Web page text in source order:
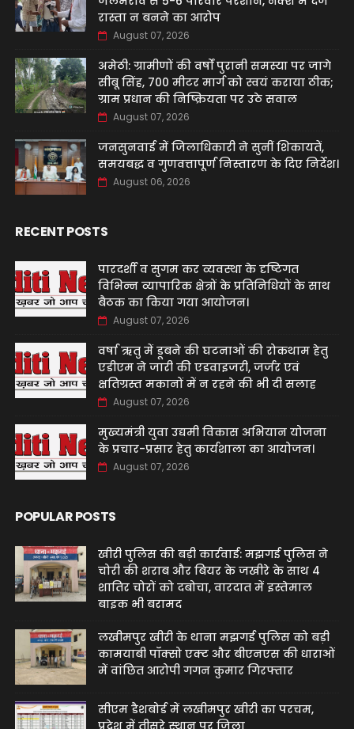
रास्ता न बनने का आरोप
August 07, 2026
अमेठी: ग्रामीणों की वर्षों पुरानी समस्या पर जागे
सीबू सिंह, 700 मीटर मार्ग को स्वयं कराया ठीक;
ग्राम प्रधान की निष्क्रियता पर उठे सवाल
August 07, 2026
जनसुनवाई में जिलाधिकारी ने सुनीं शिकायतें,
समयबद्ध व गुणवत्तापूर्ण निस्तारण के दिए निर्देश।
August 06, 2026
RECENT POSTS
पारदर्शी व सुगम कर व्यवस्था के दृष्टिगत
विभिन्न व्यापारिक क्षेत्रों के प्रतिनिधियों के साथ
बैठक का किया गया आयोजन।
August 07, 2026
वर्षा ऋतु में डूबने की घटनाओं की रोकथाम हेतु
एडीएम ने जारी की एडवाइजरी, जर्जर एवं
क्षतिग्रस्त मकानों में न रहने की भी दी सलाह
August 07, 2026
मुख्यमंत्री युवा उद्यमी विकास अभियान योजना
के प्रचार-प्रसार हेतु कार्यशाला का आयोजन।
August 07, 2026
POPULAR POSTS
खीरी पुलिस की बड़ी कार्रवाई: मझगई पुलिस ने
चोरी की शराब और बियर के जखीरे के साथ 4
शातिर चोरों को दबोचा, वारदात में इस्तेमाल
बाइक भी बरामद
लखीमपुर खीरी के थाना मझगई पुलिस को बड़ी
कामयाबी पॉक्सो एक्ट और बीएनएस की धाराओं
में वांछित आरोपी गगन कुमार गिरफ्तार
सीएम डैशबोर्ड में लखीमपुर खीरी का परचम,
प्रदेश में तीसरे स्थान पर जिला